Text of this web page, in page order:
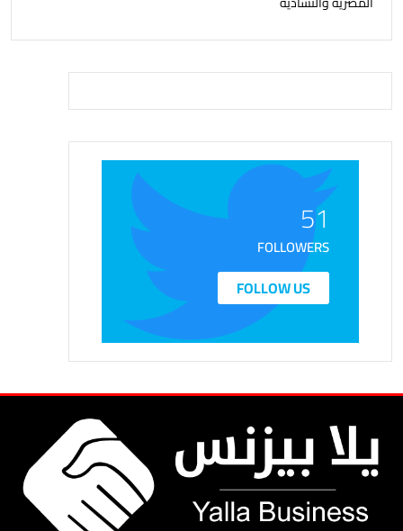
51
FOLLOWERS
FOLLOW US